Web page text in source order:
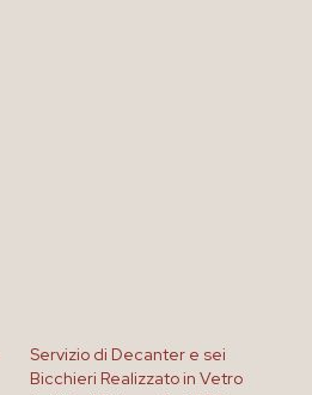
Servizio di Decanter e sei
Bicchieri Realizzato in Vetro